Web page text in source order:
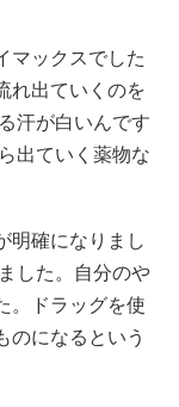
アチア語
コ語
ての地域/言語
マックスでした
れ出ていくのを
汗が白いんです
出ていく薬物な
明確になりまし
した。自分のや
。ドラッグを使
のになるという